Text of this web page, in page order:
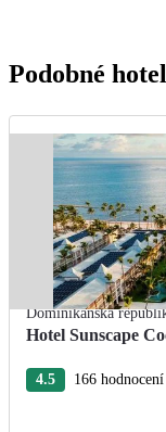
Podobné
Dominikánská
Hotel Sunscape
4.5 166